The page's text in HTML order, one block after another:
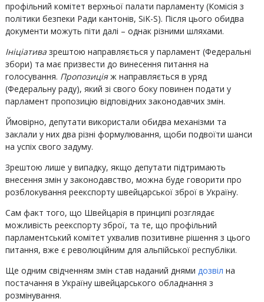
профільний комітет верхньої палати парламенту (Комісія з
політики безпеки Ради кантонів, SiK-S). Після цього обидва
документи можуть піти далі – однак різними шляхами.
Ініціативазрештою направляється у парламент (Федеральні
збори) та має призвести до винесення питання на
голосування. Пропозиціяж направляється в уряд
(Федеральну раду), який зі свого боку повинен подати у
парламент пропозицію відповідних законодавчих змін.
Ймовірно, депутати використали обидва механізми та
заклали у них два різні формулювання, щоби подвоїти шанси
на успіх свого задуму.
Зрештою лише у випадку, якщо депутати підтримають
внесення змін у законодавство, можна буде говорити про
розблокування реекспорту швейцарської зброї в Україну.
Сам факт того, що Швейцарія в принципі розглядає
можливість реекспорту зброї, та те, що профільний
парламентський комітет ухвалив позитивне рішення з цього
питання, вже є революційним для альпійської республіки.
Ще одним свідченням змін став наданий днями дозвіл на
постачання в Україну швейцарського обладнання з
розмінування.